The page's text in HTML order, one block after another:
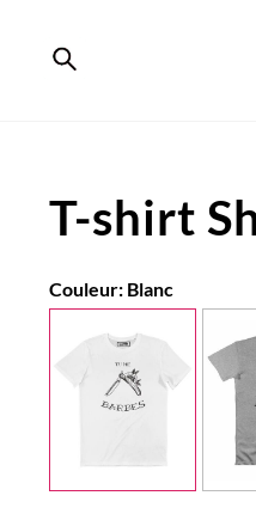
T-shirt
Couleur: Blanc